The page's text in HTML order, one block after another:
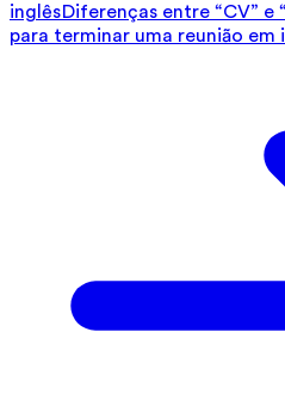
inglêsDiferenças entre “CV” e
para terminar uma reunião em